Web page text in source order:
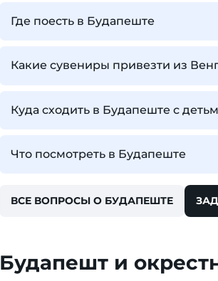
Где поесть в Будапеште
Какие сувениры привезти из
Куда сходить в Будапеште с
Что посмотреть в Будапеште
ВСЕ ВОПРОСЫ О БУДАПЕШТЕ
Будапешт и